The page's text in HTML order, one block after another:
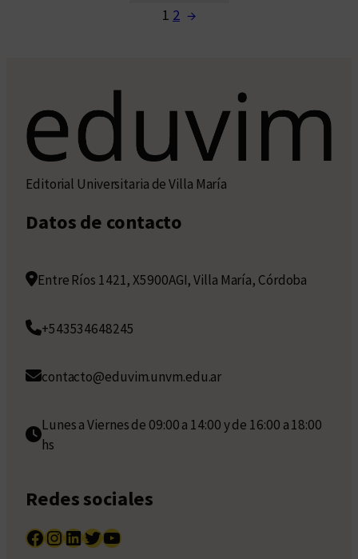
1 2 →
Editorial Universitaria de Villa María
Datos de contacto
Entre Ríos 1421, X5900AGI, Villa María, Córdoba
+543534648245
contacto@eduvim.unvm.edu.ar
Lunes a Viernes de 09:00 a 14:00 y de 16:00 a 18:00
hs
Redes sociales
Facebook InstagramLinkedIn Twitter YouTube